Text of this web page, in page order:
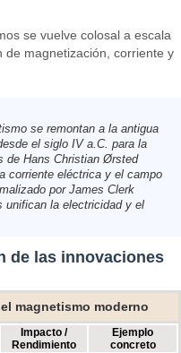
se vuelve colosal a escala
de magnetización, corriente y
se remontan a la antigua
el siglo IV a.C. para la
de Hans Christian Ørsted
corriente eléctrica y el campo
por James Clerk
unifican la electricidad y el
de las innovaciones
magnetismo moderno
Impacto /
Rendimiento
Ejemplo
concreto